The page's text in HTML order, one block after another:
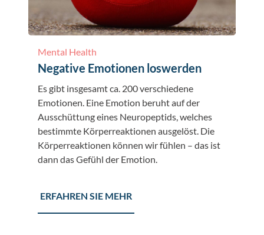
Mental Health
Negative Emotionen loswerden
Es gibt insgesamt ca. 200 verschiedene
Emotionen. Eine Emotion beruht auf der
Ausschüttung eines Neuropeptids, welches
bestimmte Körperreaktionen ausgelöst. Die
Körperreaktionen können wir fühlen – das ist
dann das Gefühl der Emotion.
ERFAHREN SIE MEHR